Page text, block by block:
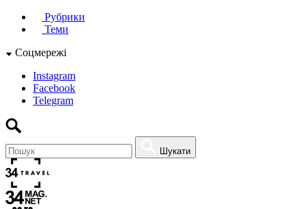
Рубрики
Теми
Соцмережі
Instagram
Facebook
Telegram
Шукати